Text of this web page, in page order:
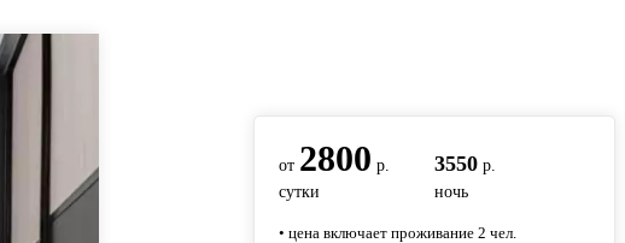
от 2800 р.
сутки
3550 р.
ночь
• цена включает проживание 2 чел.